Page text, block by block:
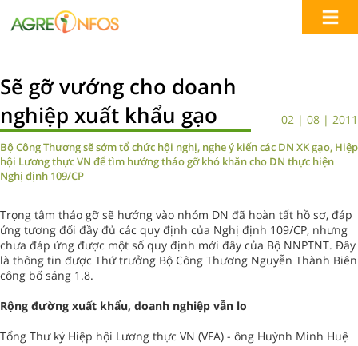
Sẽ gỡ vướng cho doanh
nghiệp xuất khẩu gạo
02 | 08 | 2011
Bộ Công Thương sẽ sớm tổ chức hội nghị, nghe ý kiến các DN XK gạo, Hiệp
hội Lương thực VN để tìm hướng tháo gỡ khó khăn cho DN thực hiện
Nghị định 109/CP
Trọng tâm tháo gỡ sẽ hướng vào nhóm DN đã hoàn tất hồ sơ, đáp
ứng tương đối đầy đủ các quy định của Nghị định 109/CP, nhưng
chưa đáp ứng được một số quy định mới đây của Bộ NNPTNT. Đây
là thông tin được Thứ trưởng Bộ Công Thương Nguyễn Thành Biên
công bố sáng 1.8.
Rộng đường xuất khẩu, doanh nghiệp vẫn lo
Tổng Thư ký Hiệp hội Lương thực VN (VFA) - ông Huỳnh Minh Huệ